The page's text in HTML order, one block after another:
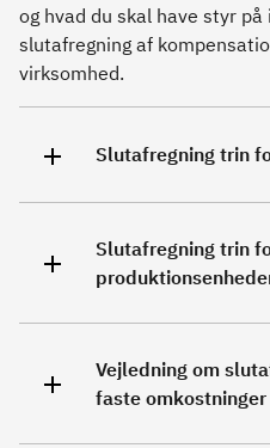
og hvad du skal have styr
slutafregning af
virksomhed.
Slutafregning trin
Slutafregning trin
Vejledning om
faste